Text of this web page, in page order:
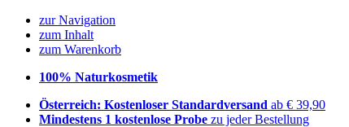
zur Navigation
zum Inhalt
zum Warenkorb
100% Naturkosmetik
Österreich: Kostenloser Standardversand ab € 39,90
Mindestens 1 kostenlose Probe zu jeder Bestellung